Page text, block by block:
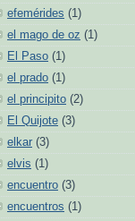
efemérides (1)
el mago de oz (1)
El Paso (1)
el prado (1)
el principito (2)
El Quijote (3)
elkar (3)
elvis (1)
encuentro (3)
encuentros (1)